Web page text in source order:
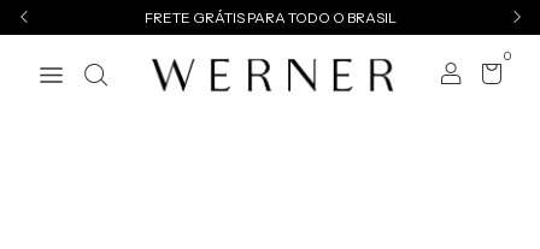
FRETE GRÁTIS PARA TODO O BRASIL
0